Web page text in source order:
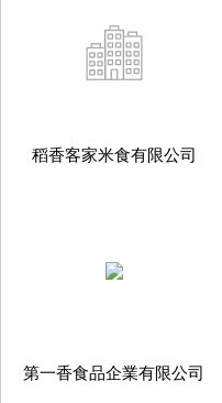
稻香客家米食有限公司
第一香食品企業有限公司